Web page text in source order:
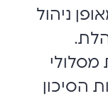
ניהול
הסיכון